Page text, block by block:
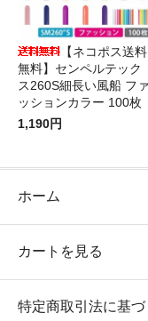
【ネコポス送料
無料】センペルテック
ス260S細長い風船 ファ
ッションカラー 100枚
1,190円
ホーム
カートを見る
特定商取引法に基